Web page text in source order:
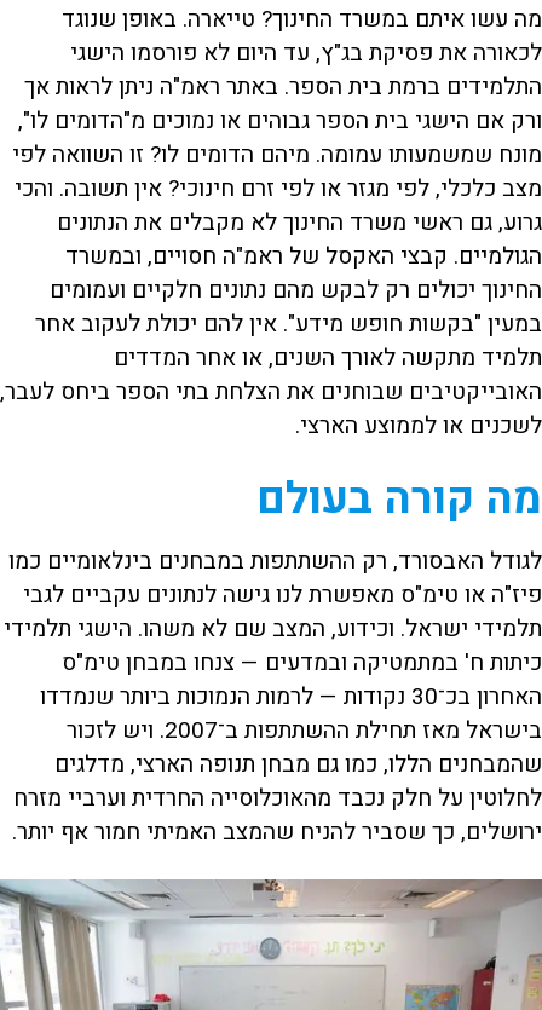
מה עשו איתם במשרד החינוך? טייארה. באופן שנוגד
לכאורה את פסיקת בג"ץ, עד היום לא פורסמו הישגי
התלמידים ברמת בית הספר. באתר ראמ"ה ניתן לראות אך
ורק אם הישגי בית הספר גבוהים או נמוכים מ"הדומים לו",
מונח שמשמעותו עמומה. מיהם הדומים לו? זו השוואה לפי
מצב כלכלי, לפי מגזר או לפי זרם חינוכי? אין תשובה. והכי
גרוע, גם ראשי משרד החינוך לא מקבלים את הנתונים
הגולמיים. קבצי האקסל של ראמ"ה חסויים, ובמשרד
החינוך יכולים רק לבקש מהם נתונים חלקיים ועמומים
במעין "בקשות חופש מידע". אין להם יכולת לעקוב אחר
תלמיד מתקשה לאורך השנים, או אחר המדדים
האובייקטיבים שבוחנים את הצלחת בתי הספר ביחס לעבר,
לשכנים או לממוצע הארצי.
מה קורה בעולם
לגודל האבסורד, רק ההשתתפות במבחנים בינלאומיים כמו
פיז"ה או טימ"ס מאפשרת לנו גישה לנתונים עקביים לגבי
תלמידי ישראל. וכידוע, המצב שם לא משהו. הישגי תלמידי
כיתות ח' במתמטיקה ובמדעים — צנחו במבחן טימ"ס
האחרון בכ־30 נקודות — לרמות הנמוכות ביותר שנמדדו
בישראל מאז תחילת ההשתתפות ב־2007. ויש לזכור
שהמבחנים הללו, כמו גם מבחן תנופה הארצי, מדלגים
לחלוטין על חלק נכבד מהאוכלוסייה החרדית וערביי מזרח
ירושלים, כך שסביר להניח שהמצב האמיתי חמור אף יותר.